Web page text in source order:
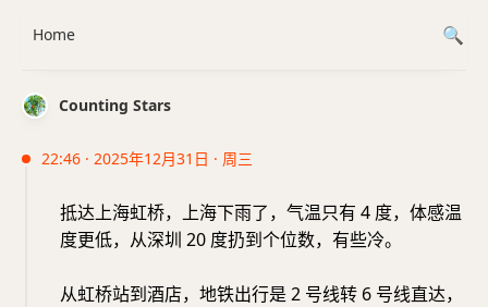
Counting Stars
22:46 · 2025年12月31日 · 周三
抵达上海虹桥，上海下雨了，气温只有 4 度，体感温
度更低，从深圳 20 度扔到个位数，有些冷。
从虹桥站到酒店，地铁出行是 2 号线转 6 号线直达，
Home